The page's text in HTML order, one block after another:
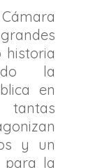
historia
la
en
y un
para la